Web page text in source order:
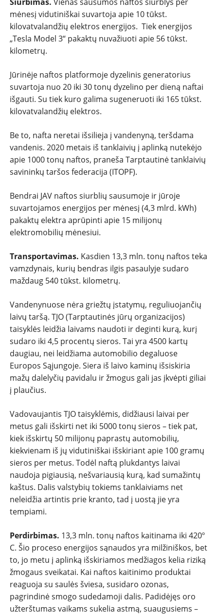
ĮVAIRENYBĖS
Siurbimas. Vienas sausumos naftos siurblys per
mėnesį vidutiniškai suvartoja apie 10 tūkst.
kilovatvalandžių elektros energijos. Tiek energijos
„Tesla Model 3“ pakaktų nuvažiuoti apie 56 tūkst.
kilometrų.
Jūrinėje naftos platformoje dyzelinis generatorius
suvartoja nuo 20 iki 30 tonų dyzelino per dieną naftai
išgauti. Su tiek kuro galima sugeneruoti iki 165 tūkst.
kilovatvalandžių elektros.
Be to, nafta neretai išsilieja į vandenyną, teršdama
vandenis. 2020 metais iš tanklaivių į aplinką nutekėjo
apie 1000 tonų naftos, praneša Tarptautinė tanklaivių
savininkų taršos federacija (ITOPF).
Bendrai JAV naftos siurblių sausumoje ir jūroje
suvartojamos energijos per mėnesį (4,3 mlrd. kWh)
pakaktų elektra aprūpinti apie 15 milijonų
elektromobilių mėnesiui.
Transportavimas. Kasdien 13,3 mln. tonų naftos teka
vamzdynais, kurių bendras ilgis pasaulyje sudaro
maždaug 540 tūkst. kilometrų.
Vandenynuose nėra griežtų įstatymų, reguliuojančių
laivų taršą. TJO (Tarptautinės jūrų organizacijos)
taisyklės leidžia laivams naudoti ir deginti kurą, kurį
sudaro iki 4,5 procentų sieros. Tai yra 4500 kartų
daugiau, nei leidžiama automobilio degaluose
Europos Sąjungoje. Siera iš laivo kaminų išsiskiria
mažų dalelyčių pavidalu ir žmogus gali jas įkvėpti giliai
į plaučius.
Vadovaujantis TJO taisyklėmis, didžiausi laivai per
metus gali išskirti net iki 5000 tonų sieros – tiek pat,
kiek išskirtų 50 milijonų paprastų automobilių,
kiekvienam iš jų vidutiniškai išskiriant apie 100 gramų
sieros per metus. Todėl naftą plukdantys laivai
naudoja pigiausią, nešvariausią kurą, kad sumažintų
kaštus. Dalis valstybių tokiems tanklaiviams net
neleidžia artintis prie kranto, tad į uostą jie yra
tempiami.
Perdirbimas. 13,3 mln. tonų naftos kaitinama iki 420º
C. Šio proceso energijos sąnaudos yra milžiniškos, bet
to, jo metu į aplinką išskiriamos medžiagos kelia riziką
žmogaus sveikatai. Kai naftos kaitinimo produktai
reaguoja su saulės šviesa, susidaro ozonas,
pagrindinė smogo sudedamoji dalis. Padidėjęs oro
užterštumas vaikams sukelia astmą, suaugusiems –